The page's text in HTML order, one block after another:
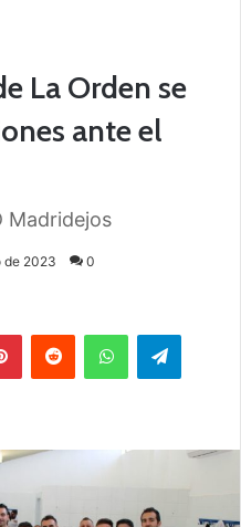
La Orden se
ante el
Madridejos
de 2023 0